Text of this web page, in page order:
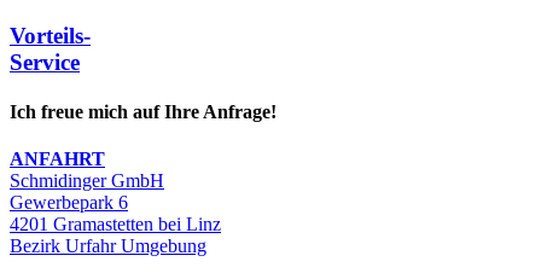
Vorteils-
Service
Ich freue mich auf Ihre Anfrage!
ANFAHRT
Schmidinger GmbH
Gewerbepark 6
4201 Gramastetten bei Linz
Bezirk Urfahr Umgebung